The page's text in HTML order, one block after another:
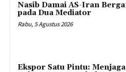
Nasib Damai AS-Iran
pada Dua Mediator
Rabu, 5 Agustus 2026
Ekspor Satu Pintu: Menjaga